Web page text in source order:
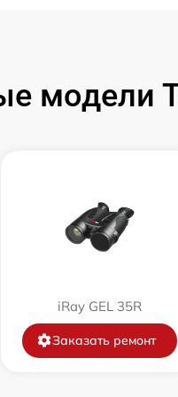
модели
iRay GEL 35R
Заказать ремонт